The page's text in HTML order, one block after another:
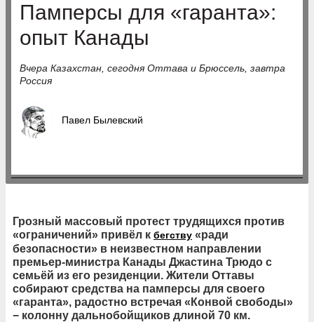
Памперсы для «гаранта»:
опыт Канады
Вчера Казахстан, сегодня Оттава и Брюссель, завтра
Россия
Павел Былевский
Грозный массовый протест трудящихся против
«ограничений» привёл к бегству «ради
безопасности» в неизвестном направлении
премьер-министра Канады Джастина Трюдо с
семьёй из его резиденции. Жители Оттавы
собирают средства на памперсы для своего
«гаранта», радостно встречая «Конвой свободы»
− колонну дальнобойщиков длиной 70 км.